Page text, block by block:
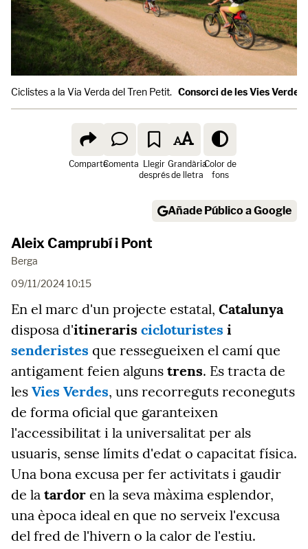
Ciclistes a la Via Verda del Tren Petit. Consorci de les Vies Verdes
ComparteComenta Llegir
després
Grandària
de lletra
Color de
fons
Añade Público a Google
Aleix Camprubí i Pont
Berga
09/11/2024 10:15
En el marc d'un projecte estatal, Catalunya
disposa d'itineraris cicloturistes i
senderistes que ressegueixen el camí que
antigament feien alguns trens. Es tracta de
les Vies Verdes, uns recorreguts reconeguts
de forma oficial que garanteixen
l'accessibilitat i la universalitat per als
usuaris, sense límits d'edat o capacitat física.
Una bona excusa per fer activitats i gaudir
de la tardor en la seva màxima esplendor,
una època ideal en que no serveix l'excusa
del fred de l'hivern o la calor de l'estiu.